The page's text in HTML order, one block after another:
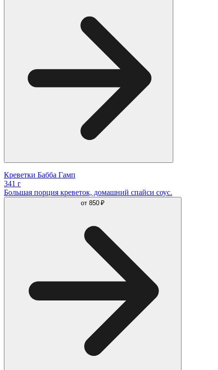
Креветки Бабба Гамп
341 г
Большая порция креветок, домашний спайси соус.
от 850 ₽